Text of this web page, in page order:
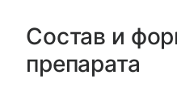
Состав и
препарата